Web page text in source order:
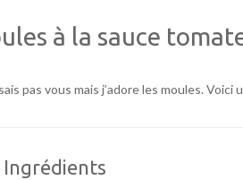
à la sauce
pas vous mais j’adore les moules.
Ingrédients